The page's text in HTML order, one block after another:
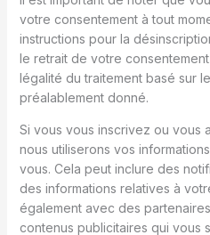
votre consentement à tout
instructions pour la
le retrait de votre
légalité du traitement basé sur
préalablement donné.
Si vous vous inscrivez ou vous
nous utiliserons vos
vous. Cela peut inclure des
des informations relatives à
également avec des
contenus publicitaires qui vous